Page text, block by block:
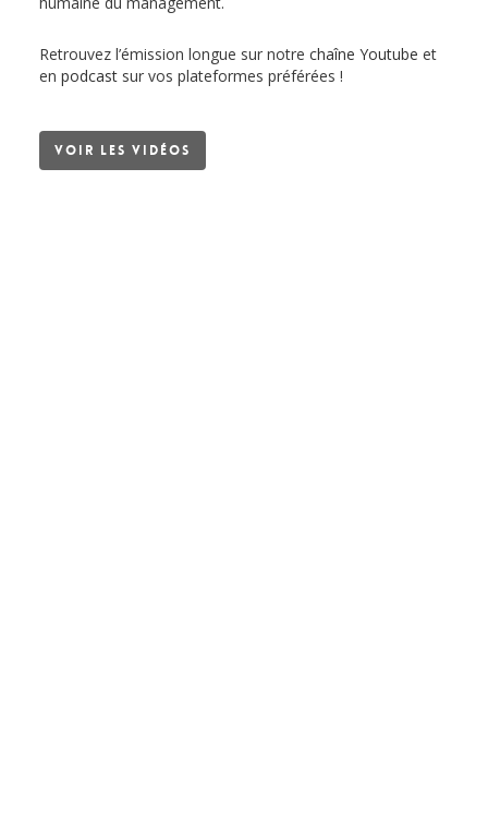
Retrouvez l’émission longue sur notre chaîne Youtube et
en podcastsur vos plateformes préférées !
Voir les vidéos